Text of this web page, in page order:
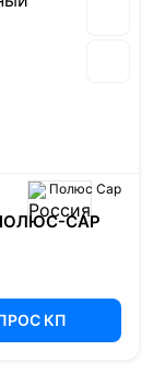
Полюс Сар
ПОЛЮС-САР
КП